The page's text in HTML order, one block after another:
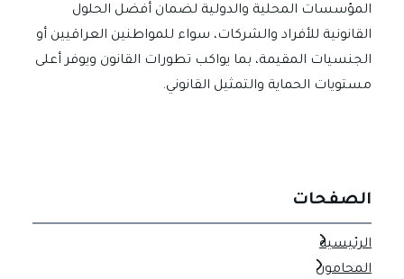
المؤسسات المحلية والدولية لضمان أفضل الحلول
القانونية للأفراد والشركات، سواء للمواطنين العراقيين أو
الجنسيات المقيمة، بما يواكب تطورات القانون ويوفر أعلى
مستويات الحماية والتمثيل القانوني.
الصفحات
الرئيسية
المحامون